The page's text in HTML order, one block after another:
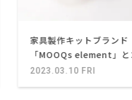
家具製作キットブラン
「MOOQs element」
2023.03.10 FRI